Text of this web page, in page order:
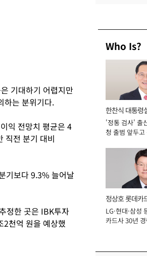
기대하기 어렵지만
하는 분위기다.
익 전망치 평균은 4
직전 분기 대비
기보다 9.3% 늘어날
정한 곳은 IBK투자
천억 원을 예상했
Who Is?
한찬식 대통령
서관
'정통 검사' 출
청 출범 앞두
정상호 롯데카
장
LG·현대·삼성
카드사 30년